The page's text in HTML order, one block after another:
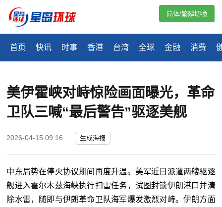
首页 快讯 时事 香港 台湾 全球 金融 消费
简体/繁體切換
美伊霍峡对峙惊险画面曝光，革命
卫队三喊“最后警告”驱逐美舰
2026-04-15 09:16 生成海报
中东局势在停火协议期间再度升温。美军近日派遣两艘驱逐
舰进入霍尔木兹海峡执行扫雷任务，试图封锁伊朗港口并清
除水雷，随即与伊朗革命卫队海军爆发激烈对峙。伊朗方面